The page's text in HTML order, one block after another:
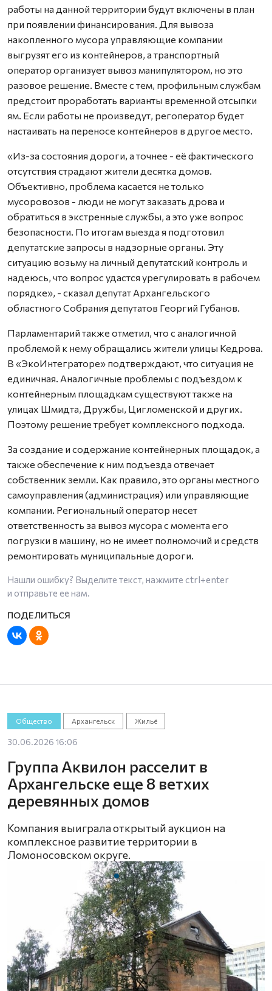
работы на данной территории будут включены в план
при появлении финансирования. Для вывоза
накопленного мусора управляющие компании
выгрузят его из контейнеров, а транспортный
оператор организует вывоз манипулятором, но это
разовое решение. Вместе с тем, профильным службам
предстоит проработать варианты временной отсыпки
ям. Если работы не произведут, регоператор будет
настаивать на переносе контейнеров в другое место.
«Из-за состояния дороги, а точнее - её фактического
отсутствия страдают жители десятка домов.
Объективно, проблема касается не только
мусоровозов - люди не могут заказать дрова и
обратиться в экстренные службы, а это уже вопрос
безопасности. По итогам выезда я подготовил
депутатские запросы в надзорные органы. Эту
ситуацию возьму на личный депутатский контроль и
надеюсь, что вопрос удастся урегулировать в рабочем
порядке», - сказал депутат Архангельского
областного Собрания депутатов Георгий Губанов.
Парламентарий также отметил, что с аналогичной
проблемой к нему обращались жители улицы Кедрова.
В «ЭкоИнтеграторе» подтверждают, что ситуация не
единичная. Аналогичные проблемы с подъездом к
контейнерным площадкам существуют также на
улицах Шмидта, Дружбы, Цигломенской и других.
Поэтому решение требует комплексного подхода.
За создание и содержание контейнерных площадок, а
также обеспечение к ним подъезда отвечает
собственник земли. Как правило, это органы местного
самоуправления (администрация) или управляющие
компании. Региональный оператор несет
ответственность за вывоз мусора с момента его
погрузки в машину, но не имеет полномочий и средств
ремонтировать муниципальные дороги.
Нашли ошибку? Выделите текст, нажмите ctrl+enter
и отправьте ее нам.
Общество Архангельск Жильё
30.06.2026 16:06
Группа Аквилон расселит в
Архангельске еще 8 ветхих
деревянных домов
Компания выиграла открытый аукцион на
комплексное развитие территории в
Ломоносовском округе.